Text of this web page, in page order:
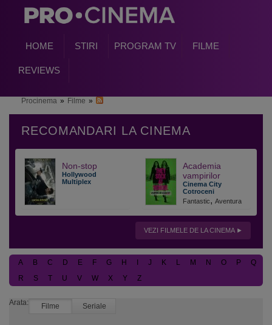
HOME STIRI PROGRAM TV FILME
REVIEWS
Procinema » Filme »
Non-stop
Hollywood
Multiplex
Academia
vampirilor
Cinema City
Cotroceni
Fantastic, Aventura
VEZI FILMELE DE LA CINEMA
A B C D E F G H J K L M N O P
Q
R
S T U V W X Y Z
Arata: Filme Seriale